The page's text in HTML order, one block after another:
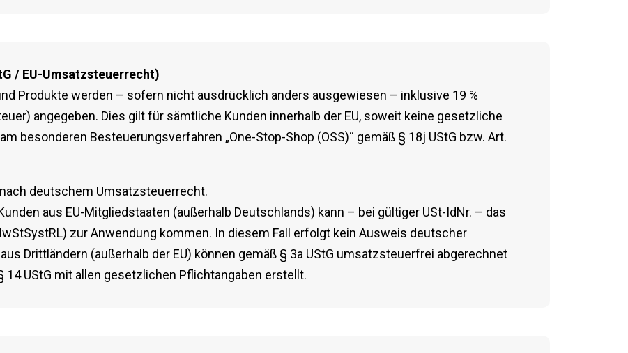
/ EU-Umsatzsteuerrecht)
Produkte werden – sofern nicht ausdrücklich anders ausgewiesen – inklusive 19 %
angegeben. Dies gilt für sämtliche Kunden innerhalb der EU, soweit keine gesetzliche
besonderen Besteuerungsverfahren „One-Stop-Shop (OSS)“ gemäß § 18j UStG bzw. Art.
deutschem Umsatzsteuerrecht.
aus EU-Mitgliedstaaten (außerhalb Deutschlands) kann – bei gültiger USt-IdNr. – das
zur Anwendung kommen. In diesem Fall erfolgt kein Ausweis deutscher
Drittländern (außerhalb der EU) können gemäß § 3a UStG umsatzsteuerfrei abgerechnet
UStG mit allen gesetzlichen Pflichtangaben erstellt.